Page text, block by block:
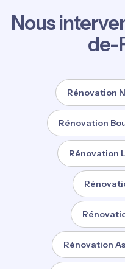
Nous
de-
Rénovation
Rénovation
Rénovation
Rénovation